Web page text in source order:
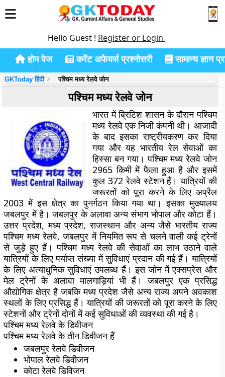
Hello Guest ! Register or Login
होम पेज करेंट अफेयर्स प्रश्नोत्तरी सामान्य ज्ञान
GKToday हिंदी पश्चिम मध्य रेलवे जोन
पश्चिम मध्य रेलवे जोन
भारत में ब्रिटिश शासन के दौरान पश्चिम
मध्य रेलवे एक निजी कंपनी थी। आजादी
के बाद इसका राष्ट्रीयकरण कर दिया
गया और यह भारतीय रेल सेवाओं का
हिस्सा बन गया। पश्चिम मध्य रेलवे जोन
2965 किमी में फैला हुआ है और इसमें
कुल 372 रेलवे स्टेशन हैं। यात्रियों की
जरूरतों को पूरा करने के लिए अप्रैल
2003 में इस क्षेत्र का पुनर्गठन किया गया था। इसका मुख्यालय
जबलपुर में है। जबलपुर के अलावा अन्य संभाग भोपाल और कोटा हैं।
उत्तर प्रदेश, मध्य प्रदेश, राजस्थान और अन्य जैसे भारतीय राज्य
पश्चिम मध्य रेलवे, जबलपुर में नियमित रूप से चलने वाली कई ट्रेनों
से जुड़े हुए हैं। पश्चिम मध्य रेलवे की सेवाओं का लाभ उठाने वाले
यात्रियों के लिए पर्याप्त संख्या में सुविधाएं प्रदान की गई हैं। यात्रियों
के लिए अत्याधुनिक सुविधाएं उपलब्ध हैं। इस जोन में एक्सप्रेस और
मेल ट्रेनों के अलावा मालगाड़ियां भी हैं। जबलपुर एक प्रसिद्ध
औद्योगिक क्षेत्र है जबकि मध्य प्रदेश जैसे अन्य राज्य अपने अवकाश
स्थलों के लिए प्रसिद्ध हैं। यात्रियों की जरूरतों को पूरा करने के लिए
स्टेशनों और ट्रेनों दोनों में कई सुविधाओं की व्यवस्था की गई है।
पश्चिम मध्य रेलवे के डिवीजन
पश्चिम मध्य रेलवे के तीन डिवीजन हैं
जबलपुर रेलवे डिवीजन
भोपाल रेलवे डिवीजन
कोटा रेलवे डिविजन